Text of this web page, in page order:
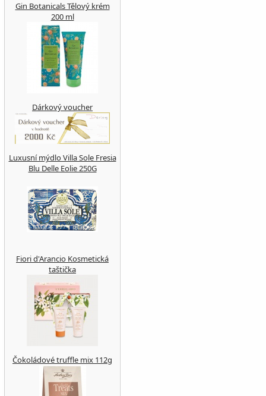
Gin Botanicals Tělový krém
200 ml
Dárkový voucher
Luxusní mýdlo Villa Sole Fresia
Blu Delle Eolie 250G
Fiori d'Arancio Kosmetická
taštička
Čokoládové truffle mix 112g